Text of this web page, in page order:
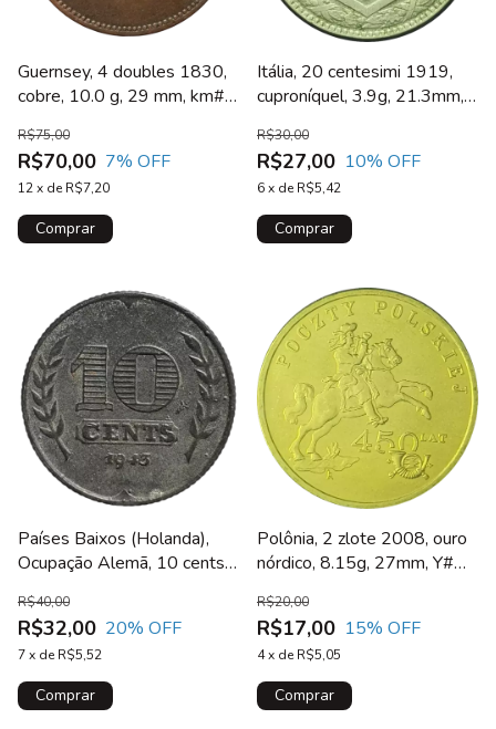
Guernsey, 4 doubles 1830,
cobre, 10.0 g, 29 mm, km#
R$70,00
R$75,00
7% OFF
12x de R$7,20
Itália, 20 centesimi 1919,
cuproníquel, 3.9g, 21.3mm,
R$27,00
R$30,00
10% OFF
6x de R$5,42
Países Baixos (Holanda),
Ocupação Alemã, 10 cents
KM# 173
R$32,00
R$40,00
20% OFF
7x de R$5,52
Polônia, 2 zlote 2008, ouro
nórdico, 8.15g, 27mm, Y#
R$17,00
R$20,00
15% OFF
4x de R$5,05